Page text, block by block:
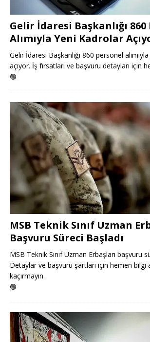
Gelir İdaresi Başkanlığı
Alımıyla Yeni Kadrolar
Gelir İdaresi Başkanlığı 860 personel
açıyor. İş fırsatları ve başvuru detayları için
🟢
MSB Teknik Sınıf Uzman
Başvuru Süreci Başladı
MSB Teknik Sınıf Uzman Erbaşları başvuru
Detaylar ve başvuru şartları için hemen bilgi
kaçırmayın.
🟢